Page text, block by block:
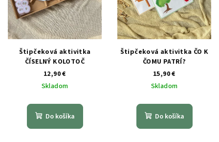
Štipčeková aktivitka
ČÍSELNÝ KOLOTOČ
12,90 €
Skladom
Do košíka
Štipčeková aktivitka ČO K
ČOMU PATRÍ?
15,90 €
Skladom
Do košíka